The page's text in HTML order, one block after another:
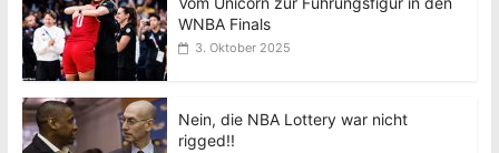
WNBA Finals
3. Oktober 2025
Nein, die NBA Lottery war nicht
rigged!!